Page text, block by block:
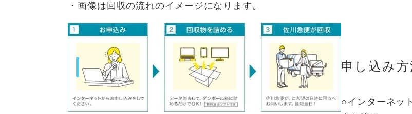
・画像は回収の流れのイメージになります。
申し込み方
○インターネッ